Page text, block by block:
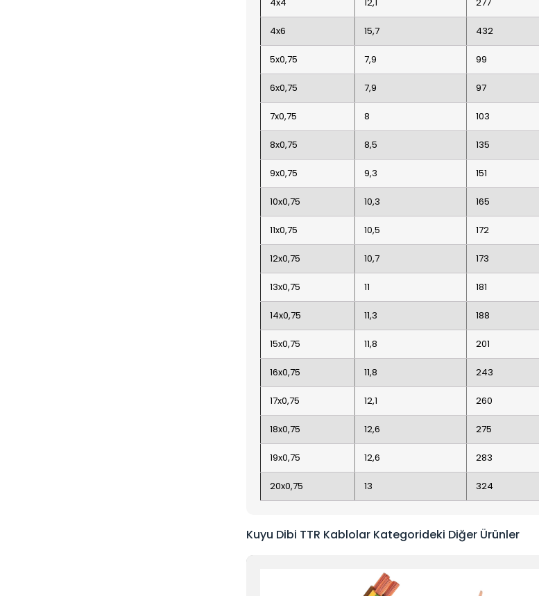
4x6 15,7 432
5x0,75 7,9 99
6x0,75 7,9 97
7x0,75 8 103
8x0,75 8,5 135
9x0,75 9,3 151
10x0,75 10,3 165
11x0,75 10,5 172
12x0,75 10,7 173
13x0,75 11 181
14x0,75 11,3 188
15x0,75 11,8 201
16x0,75 11,8 243
17x0,75 12,1 260
18x0,75 12,6 275
19x0,75 12,6 283
20x0,75 13 324
Kuyu Dibi TTR Kablolar Kategorideki Diğer Ürünler